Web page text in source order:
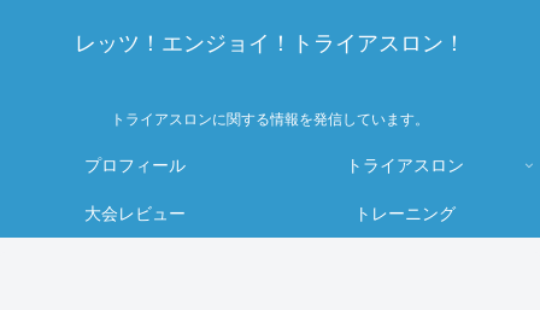
レッツ！エンジョイ！トライアスロン！
トライアスロンに関する情報を発信しています。
プロフィール トライアスロン
大会レビュー トレーニング